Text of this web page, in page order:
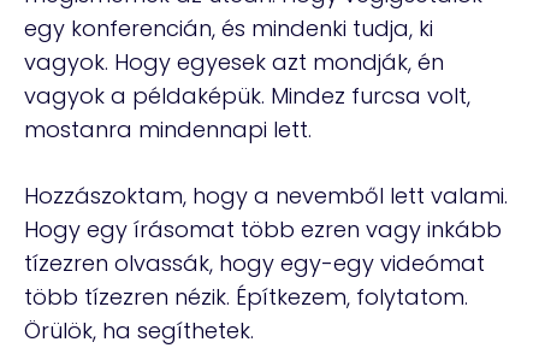
egy konferencián, és mindenki tudja, ki
vagyok. Hogy egyesek azt mondják, én
vagyok a példaképük. Mindez furcsa volt,
mostanra mindennapi lett.
Hozzászoktam, hogy a nevemből lett valami.
Hogy egy írásomat több ezren vagy inkább
tízezren olvassák, hogy egy-egy videómat
több tízezren nézik. Építkezem, folytatom.
Örülök, ha segíthetek.